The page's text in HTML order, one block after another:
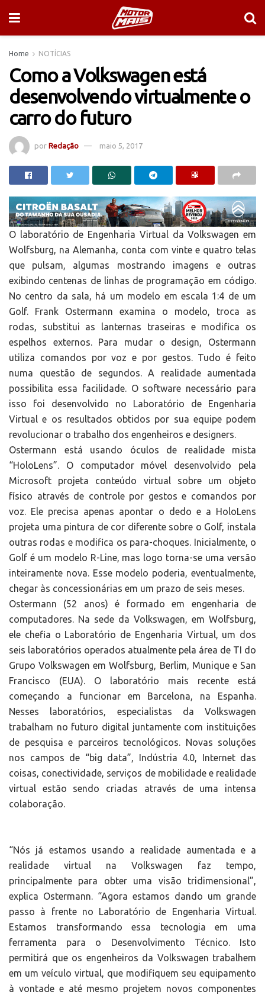
Home NOTÍCIAS
Como a Volkswagen está
desenvolvendo virtualmente o
carro do futuro
por Redação maio 5, 2017
O laboratório de Engenharia Virtual da Volkswagen em
Wolfsburg, na Alemanha, conta com vinte e quatro telas
que pulsam, algumas mostrando imagens e outras
exibindo centenas de linhas de programação em código.
No centro da sala, há um modelo em escala 1:4 de um
Golf. Frank Ostermann examina o modelo, troca as
rodas, substitui as lanternas traseiras e modifica os
espelhos externos. Para mudar o design, Ostermann
utiliza comandos por voz e por gestos. Tudo é feito
numa questão de segundos. A realidade aumentada
possibilita essa facilidade. O software necessário para
isso foi desenvolvido no Laboratório de Engenharia
Virtual e os resultados obtidos por sua equipe podem
revolucionar o trabalho dos engenheiros e designers.
Ostermann está usando óculos de realidade mista
“HoloLens”. O computador móvel desenvolvido pela
Microsoft projeta conteúdo virtual sobre um objeto
físico através de controle por gestos e comandos por
voz. Ele precisa apenas apontar o dedo e a HoloLens
projeta uma pintura de cor diferente sobre o Golf, instala
outras rodas e modifica os para-choques. Inicialmente, o
Golf é um modelo R-Line, mas logo torna-se uma versão
inteiramente nova. Esse modelo poderia, eventualmente,
chegar às concessionárias em um prazo de seis meses.
Ostermann (52 anos) é formado em engenharia de
computadores. Na sede da Volkswagen, em Wolfsburg,
ele chefia o Laboratório de Engenharia Virtual, um dos
seis laboratórios operados atualmente pela área de TI do
Grupo Volkswagen em Wolfsburg, Berlim, Munique e San
Francisco (EUA). O laboratório mais recente está
começando a funcionar em Barcelona, na Espanha.
Nesses laboratórios, especialistas da Volkswagen
trabalham no futuro digital juntamente com instituições
de pesquisa e parceiros tecnológicos. Novas soluções
nos campos de “big data”, Indústria 4.0, Internet das
coisas, conectividade, serviços de mobilidade e realidade
virtual estão sendo criadas através de uma intensa
colaboração.
“Nós já estamos usando a realidade aumentada e a
realidade virtual na Volkswagen faz tempo,
principalmente para obter uma visão tridimensional”,
explica Ostermann. “Agora estamos dando um grande
passo à frente no Laboratório de Engenharia Virtual.
Estamos transformando essa tecnologia em uma
ferramenta para o Desenvolvimento Técnico. Isto
permitirá que os engenheiros da Volkswagen trabalhem
em um veículo virtual, que modifiquem seu equipamento
à vontade e até mesmo projetem novos componentes